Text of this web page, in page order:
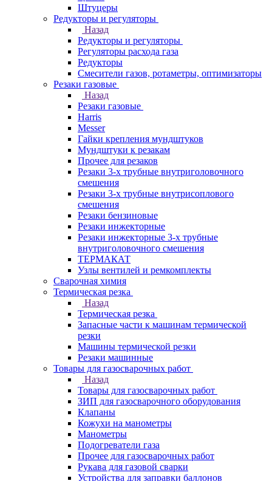
Штуцеры
Редукторы и регуляторы
Назад
Редукторы и регуляторы
Регуляторы расхода газа
Редукторы
Смесители газов, ротаметры, оптимизаторы
Резаки газовые
Назад
Резаки газовые
Harris
Messer
Гайки крепления мундштуков
Мундштуки к резакам
Прочее для резаков
Резаки 3-х трубные внутриголовочного
смешения
Резаки 3-х трубные внутрисоплового
смешения
Резаки бензиновые
Резаки инжекторные
Резаки инжекторные 3-х трубные
внутриголовочного смешения
ТЕРМАКАТ
Узлы вентилей и ремкомплекты
Сварочная химия
Термическая резка
Назад
Термическая резка
Запасные части к машинам термической
резки
Машины термической резки
Резаки машинные
Товары для газосварочных работ
Назад
Товары для газосварочных работ
ЗИП для газосварочного оборудования
Клапаны
Кожухи на манометры
Манометры
Подогреватели газа
Прочее для газосварочных работ
Рукава для газовой сварки
Устройства для заправки баллонов